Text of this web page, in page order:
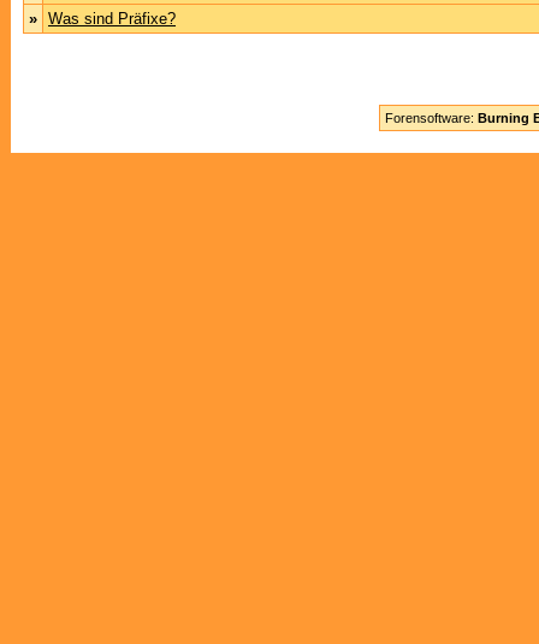
» Was sind Präfixe?
Forensoftware: Burning